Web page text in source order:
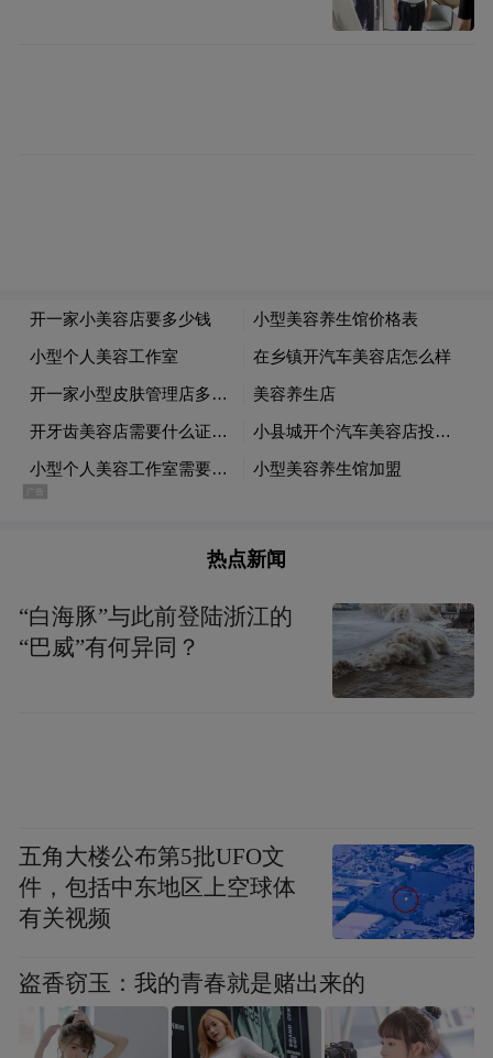
为女童和参训教师带去了一堂生动别样的示
山野回声，艺术与乡土深情相拥
纯净悦耳的童声飘荡在青山绿水间，旋律婉
转悠扬，精彩演绎引得过往村民纷纷驻足、
静静聆听，孩子们的眉眼间满是自信，灿烂
的笑容在一张张稚嫩的脸庞上尽情绽放。悠
扬的童声，既是乡村孩子的梦想之声，也奏
响了乡村振兴里充满生机与希望的动人乐
热点新闻
“白海豚”与此前登陆浙江的
“巴威”有何异同？
五角大楼公布第5批UFO文
件，包括中东地区上空球体
有关视频
盗香窃玉：我的青春就是赌出来的